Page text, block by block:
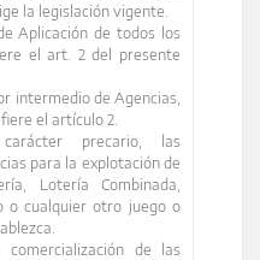
la legislación vigente.
Aplicación de todos los
el art. 2 del presente
intermedio de Agencias,
el artículo 2.
precario, las
para la explotación de
Lotería Combinada,
o cualquier otro juego o
de las